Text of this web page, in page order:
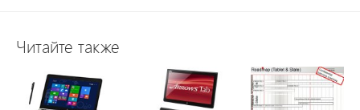
Читайте также